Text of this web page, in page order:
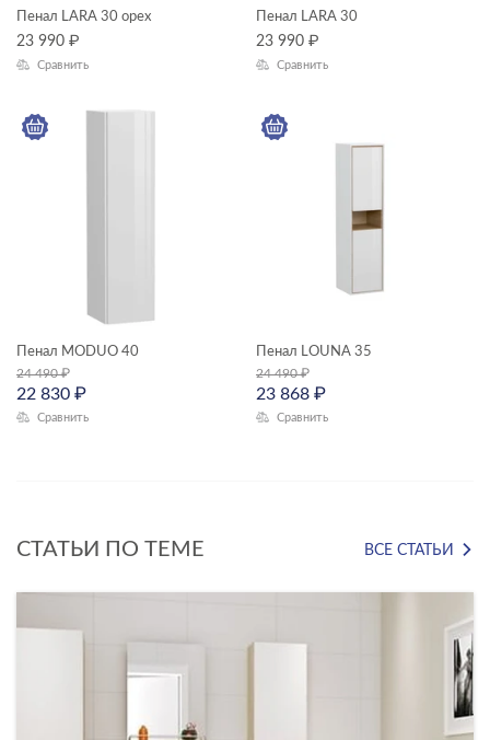
Пенал LARA 30 орех
23 990 ₽
Сравнить
Пенал LARA 30
23 990 ₽
Сравнить
Пенал MODUO 40
24 490₽
22 830 ₽
Сравнить
Пенал LOUNA 35
24 490₽
23 868 ₽
Сравнить
СТАТЬИ ПО ТЕМЕ ВСЕ СТАТЬИ